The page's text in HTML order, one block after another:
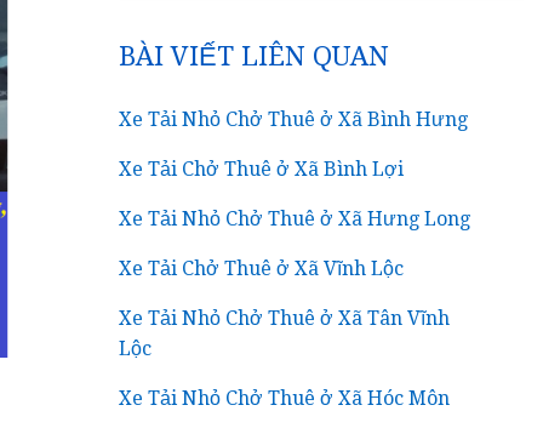
BÀI VIẾT LIÊN QUAN
Xe Tải Nhỏ Chở Thuê ở Xã Bình Hưng
Xe Tải Chở Thuê ở Xã Bình Lợi
Xe Tải Nhỏ Chở Thuê ở Xã Hưng Long
Xe Tải Chở Thuê ở Xã Vĩnh Lộc
Xe Tải Nhỏ Chở Thuê ở Xã Tân Vĩnh
Lộc
Xe Tải Nhỏ Chở Thuê ở Xã Hóc Môn